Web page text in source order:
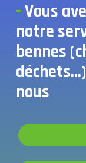
-Vous
notre
bennes
nous